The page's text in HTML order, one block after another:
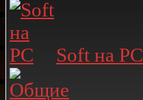
Soft на PC